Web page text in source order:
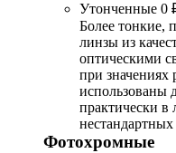
Утонченные 0
Более тонкие,
линзы из
оптическими
при
использованы
практически в
Фотохромные